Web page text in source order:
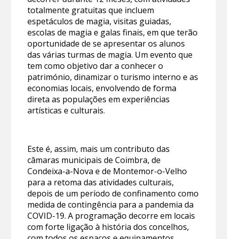
totalmente gratuitas que incluem
espetáculos de magia, visitas guiadas,
escolas de magia e galas finais, em que terão
oportunidade de se apresentar os alunos
das várias turmas de magia. Um evento que
tem como objetivo dar a conhecer o
património, dinamizar o turismo interno e as
economias locais, envolvendo de forma
direta as populações em experiências
artísticas e culturais.
Este é, assim, mais um contributo das
câmaras municipais de Coimbra, de
Condeixa-a-Nova e de Montemor-o-Velho
para a retoma das atividades culturais,
depois de um período de confinamento como
medida de contingência para a pandemia da
COVID-19. A programação decorre em locais
com forte ligação à história dos concelhos,